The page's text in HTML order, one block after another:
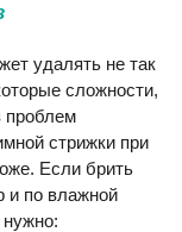
удалять не так
сложности,
проблем
стрижки при
Если брить
и по влажной